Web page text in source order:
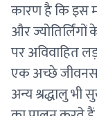
कारण है कि इस
और
पर अविवाहित
एक अच्छे
अन्य श्रद्धालु भी